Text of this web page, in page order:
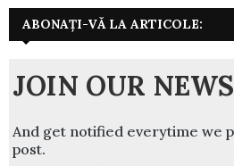
ABONAȚI-VĂ LA ARTICOLE:
JOIN OUR
And get notified everytime we
post.